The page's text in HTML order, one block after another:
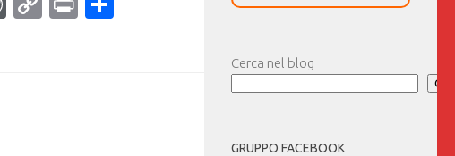
Cerca nel blog
GRUPPO FACEBOOK